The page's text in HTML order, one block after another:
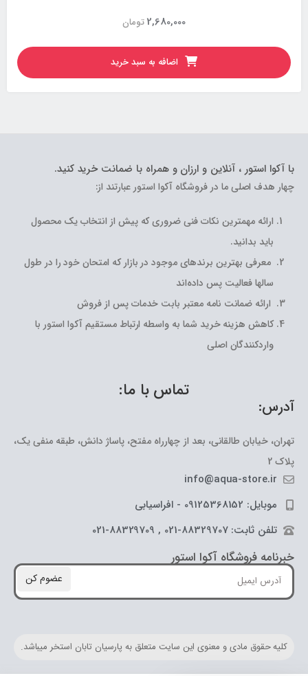
تومان2,680,000
اضافه به سبد خرید
با آکوا استور ، آنلاین و ارزان و همراه با ضمانت خرید کنید.
چهار هدف اصلی ما در فروشگاه آکوا استور عبارتند از:
ارائه مهمترین نکات فنی ضروری که پیش از انتخاب یک محصول
باید بدانید.
معرفی بهترین برندهای موجود در بازار که امتحان خود را در طول
سالها فعالیت پس داده‌اند
ارائه ضمانت نامه معتبر بابت خدمات پس از فروش
کاهش هزینه خرید شما به واسطه ارتباط مستقیم آکوا استور با
واردکنندگان اصلی
تماس با ما:
آدرس:
تهران، خیابان طالقانی، بعد از چهارراه مفتح، پاساژ دانش، طبقه منفی یک،
پلاک 2
info@aqua-store.ir
موبایل: 09125368152 - افراسیابی
تلفن ثابت: 88329707-021 , 88329709-021
خبرنامه فروشگاه آکوا استور
عضوم کن
کلیه حقوق مادی و معنوی این سایت متعلق به پارسیان تابان استخر میباشد.